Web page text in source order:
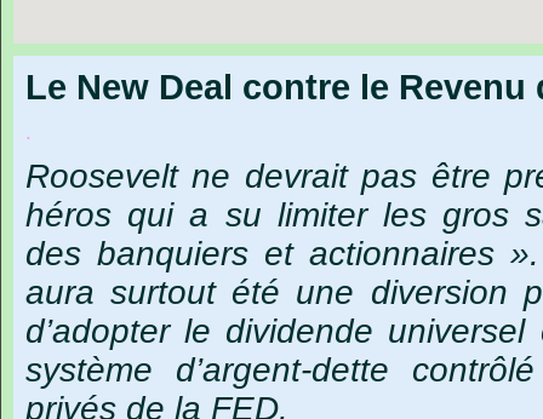
Le New Deal contre le Revenu
.
Roosevelt ne devrait pas être
héros qui a su limiter les gros
des banquiers et actionnaires
aura surtout été une diversion
d’adopter le dividende
système d’argent-dette
privés de la FED.